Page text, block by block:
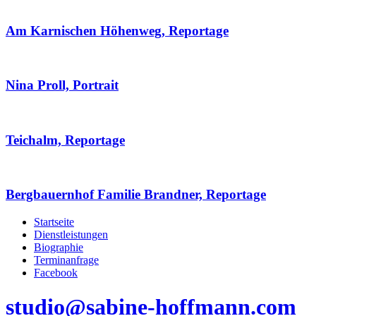
Am Karnischen Höhenweg, Reportage
Nina Proll, Portrait
Teichalm, Reportage
Bergbauernhof Familie Brandner, Reportage
Startseite
Dienstleistungen
Biographie
Terminanfrage
Facebook
studio@sabine-hoffmann.com